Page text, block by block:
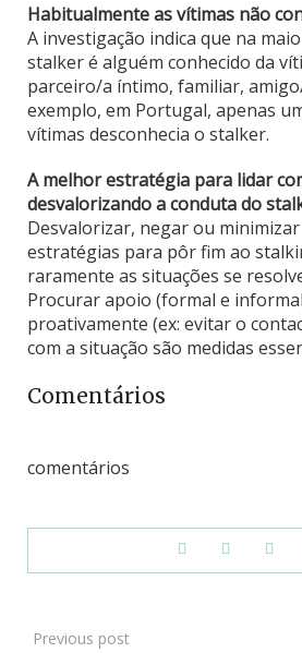
Habitualmente as vítimas não
A investigação indica que na
stalker é alguém conhecido da
parceiro/a íntimo, familiar,
exemplo, em Portugal, apenas
vítimas desconhecia o stalker.
A melhor estratégia para lidar
desvalorizando a conduta do
Desvalorizar, negar ou
estratégias para pôr fim ao
raramente as situações se
Procurar apoio (formal e
proativamente (ex: evitar o
com a situação são medidas
Comentários
comentários
Previous post